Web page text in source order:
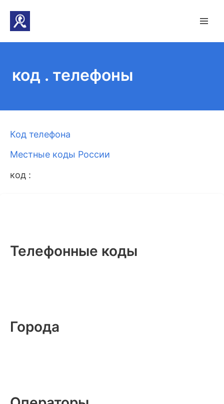
код . телефоны
Код телефона
Местные коды России
код :
Телефонные коды
Города